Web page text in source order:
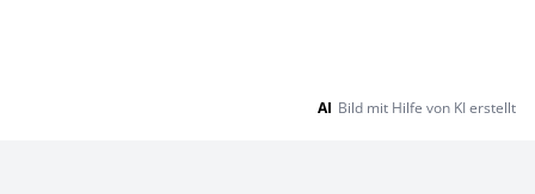
AI Bild mit Hilfe von KI erstellt